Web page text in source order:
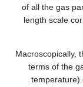
of all the gas
length scale
Macroscopically,
terms of the
temperature)